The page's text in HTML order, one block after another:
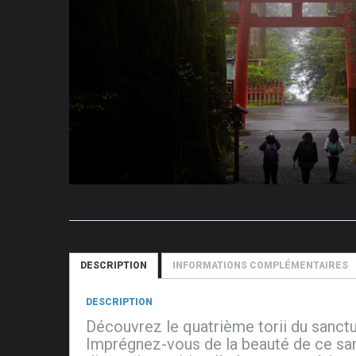
DESCRIPTION INFORMATIONS COMPLÉMENTAIRES
DESCRIPTION
Découvrez le quatrième torii du
Imprégnez-vous de la beauté de ce